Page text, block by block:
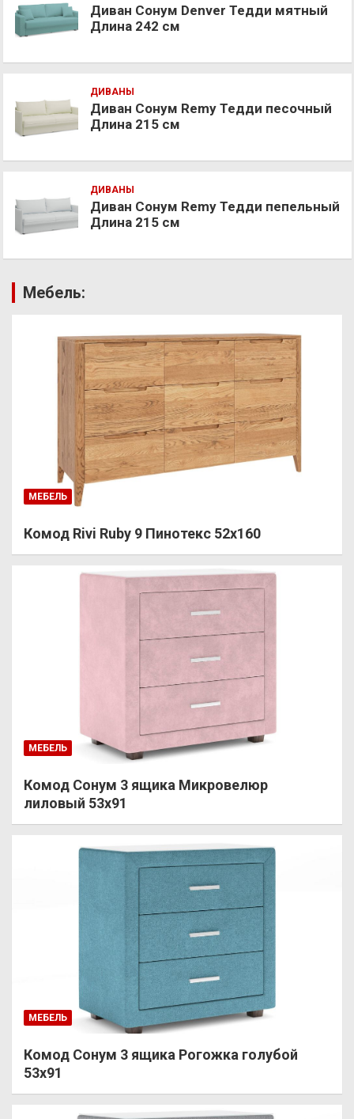
Диван Сонум Denver Тедди мятный
Длина 242 см
ДИВАНЫ
Диван Сонум Remy Тедди песочный
Длина 215 см
ДИВАНЫ
Диван Сонум Remy Тедди пепельный
Длина 215 см
Мебель:
МЕБЕЛЬ
Комод Rivi Ruby 9 Пинотекс 52х160
МЕБЕЛЬ
Комод Сонум 3 ящика Микровелюр
лиловый 53х91
МЕБЕЛЬ
Комод Сонум 3 ящика Рогожка голубой
53х91